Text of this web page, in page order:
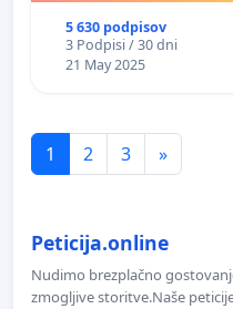
5 630 podpisov
3 Podpisi / 30 dni
21 May 2025
1 2 3 »
Peticija.online
Nudimo brezplačno
zmogljive storitve.Naše